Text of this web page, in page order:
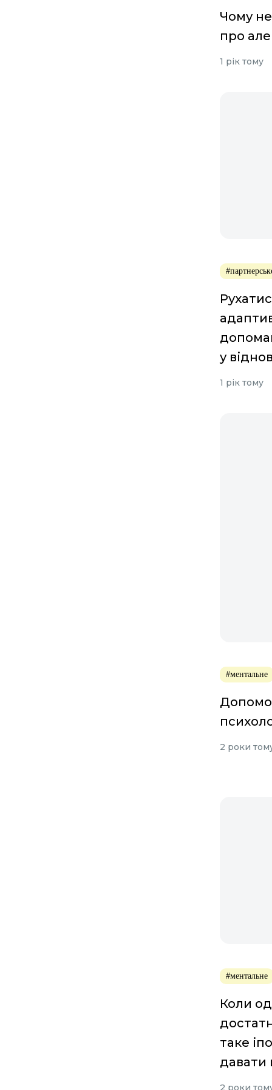
Чому
про
1 рік тому
у
1 рік тому
#ментальне
2 роки
#ментальне
Коли
таке
давати
2 роки